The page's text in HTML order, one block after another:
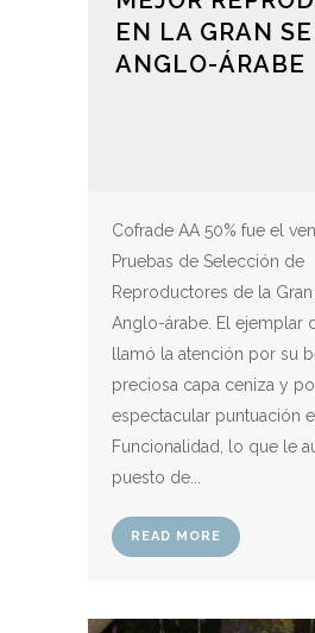
EN LA GRAN
ANGLO-ÁRABE
Cofrade AA 50% fue el
Pruebas de Selección de
Reproductores de la Gran
Anglo-árabe. El ejemplar
llamó la atención por su
preciosa capa ceniza y
espectacular puntuación
Funcionalidad, lo que le
puesto de...
READ MORE